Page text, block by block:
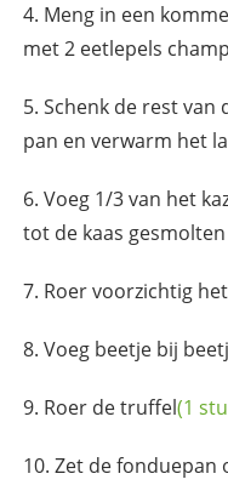
Meng in een
met 2 eetlepels
Schenk de rest van
pan en verwarm het
Voeg 1/3 van het
tot de kaas gesmolten
Roer voorzichtig
Voeg beetje bij
Roer detruffel(1
Zet de fonduepan